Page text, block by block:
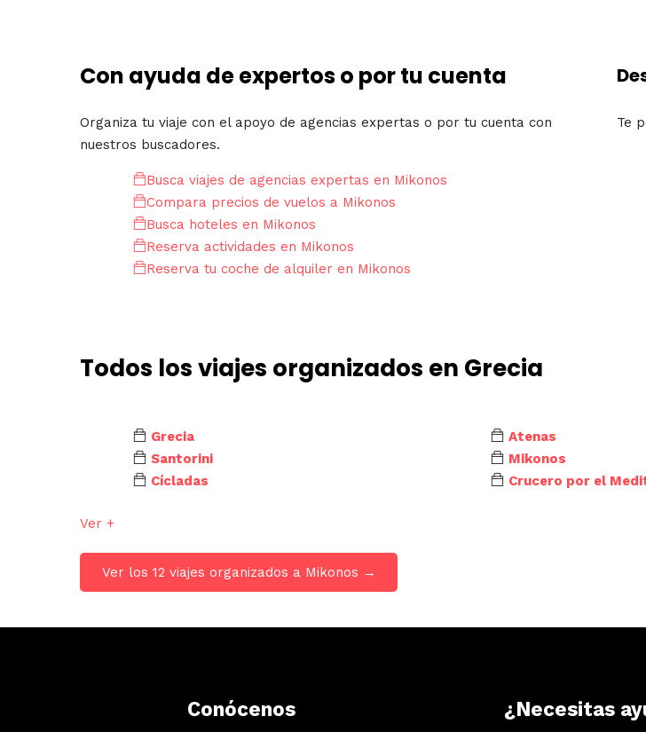
Con ayuda de expertos o por tu cuenta
Organiza tu viaje con el apoyo de agencias expertas o por tu cuenta con
nuestros buscadores.
Busca viajes de agencias expertas en Mikonos
Compara precios de vuelos a Mikonos
Busca hoteles en Mikonos
Reserva actividades en Mikonos
Reserva tu coche de alquiler en Mikonos
Te
Todos los viajes organizados en Grecia
Grecia
Santorini
Cícladas
Atenas
Mikonos
Crucero por el
Ver +
Ver los 12 viajes organizados a Mikonos →
Conócenos ¿Necesitas